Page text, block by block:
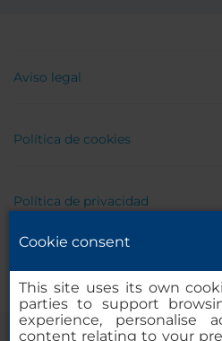
Aviso legal
Política de cookies
Política de privacidad
Cookie consent
This site uses its own
parties to support
experience, personalise
content relating to your